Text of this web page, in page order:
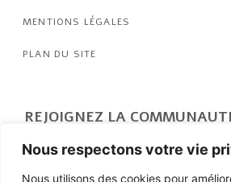
Nous respectons votre vie
Nous utilisons des cookies pour
MENTIONS LÉGALES
PLAN DU SITE
REJOIGNEZ LA